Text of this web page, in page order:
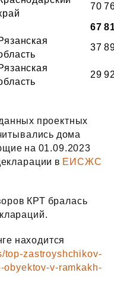
70
67
37
29
проектных
дома
на 01.09.2023
в ЕИСЖС
КРТ бралась
находится
top-zastroyshchikov-
v-ramkakh-